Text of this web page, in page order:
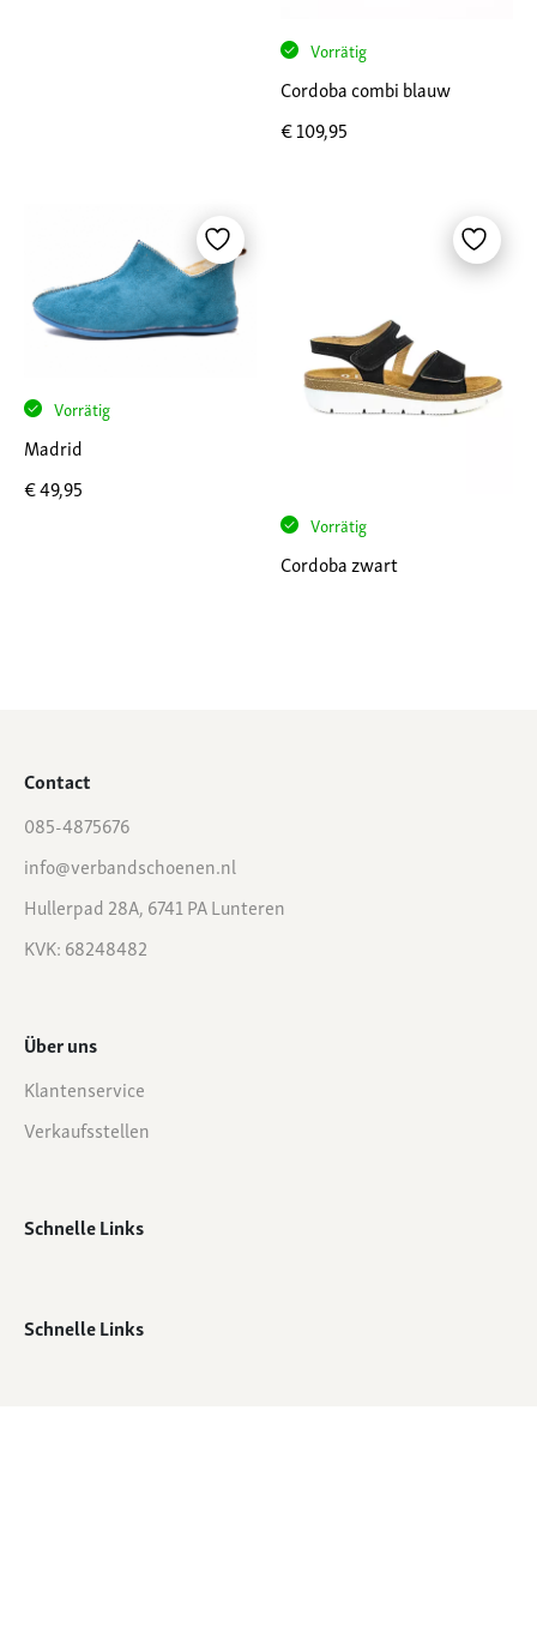
Vorrätig
Cordoba combi blauw
€109,95
Vorrätig
Madrid
€49,95
Vorrätig
Cordoba zwart
Contact
085-4875676
info@verbandschoenen.nl
Hullerpad 28A, 6741 PA Lunteren
KVK: 68248482
Über uns
Klantenservice
Verkaufsstellen
Schnelle Links
Schnelle Links